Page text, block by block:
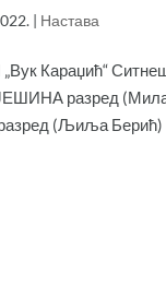
| Настава
Караџић“
разред
(Љиља Берић)